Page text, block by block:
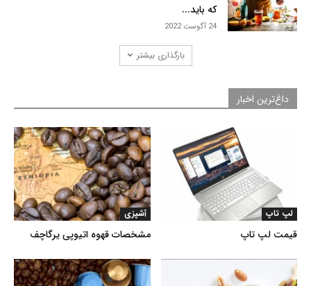
که باید...
24 آگوست 2022
بارگذاری بیشتر
داغ‌ترین اخبار
آشپزی
مشخصات قهوه اتیوپی یرگاچف
لپ تاپ
قیمت لپ تاپ